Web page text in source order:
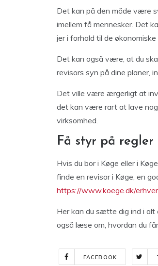
Det kan på den måde være
imellem få mennesker. Det
jer i forhold til de økonomiske
Det kan også være, at du
revisors syn på dine planer,
Det ville være ærgerligt at
det kan være rart at lave
virksomhed.
Få styr på regler
Hvis du bor i Køge eller i
finde en revisor i Køge, en
https://www.koege.dk/
Her kan du sætte dig ind i alt
også læse om, hvordan du
FACEBOOK